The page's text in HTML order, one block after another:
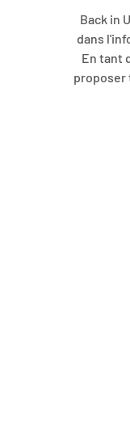
Back in
dans
En tant
proposer
très conviviale et